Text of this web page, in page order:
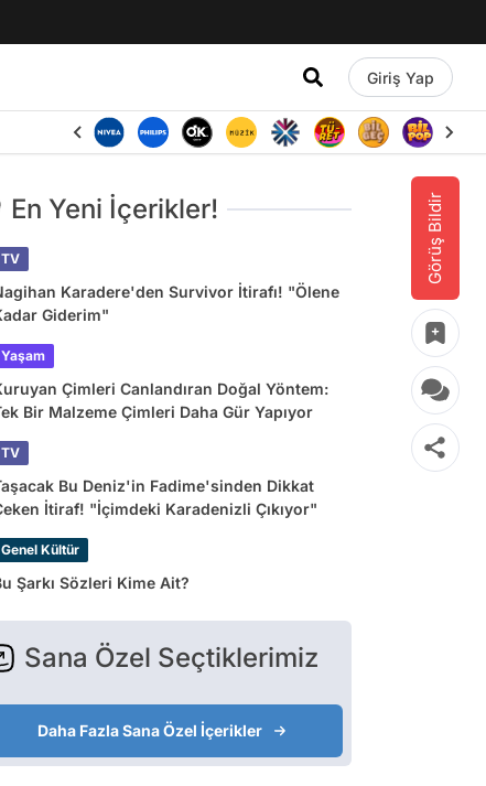
Giriş Yap
Görüş Bildir
En Yeni İçerikler!
TV
Karadere'den Survivor İtirafı! "Ölene
Giderim"
Yaşam
Çimleri Canlandıran Doğal Yöntem:
Bir Malzeme Çimleri Daha Gür Yapıyor
TV
Bu Deniz'in Fadime'sinden Dikkat
İtiraf! "İçimdeki Karadenizli Çıkıyor"
Genel Kültür
Şarkı Sözleri Kime Ait?
Sana Özel Seçtiklerimiz
Daha Fazla Sana Özel İçerikler